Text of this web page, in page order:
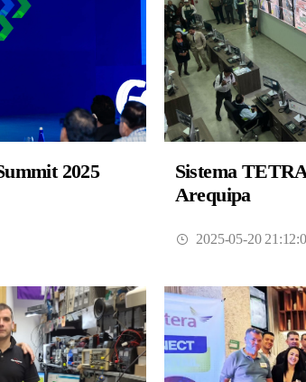
2025
Sistema
Arequipa
2025-05-20